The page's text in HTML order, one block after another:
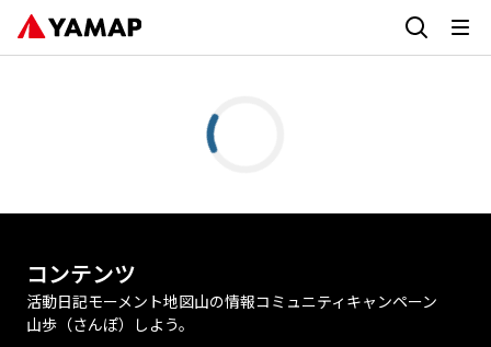
コンテンツ
活動日記モーメント地図山の情報コミュニティ キャンペーン
山歩（さんぽ）しよう。